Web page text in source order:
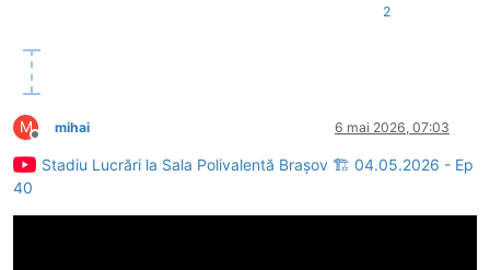
2
M
Deconectat
mihai 6 mai 2026, 07:03
Stadiu Lucrări la Sala Polivalentă Brașov 🏗 04.05.2026 - Ep
40